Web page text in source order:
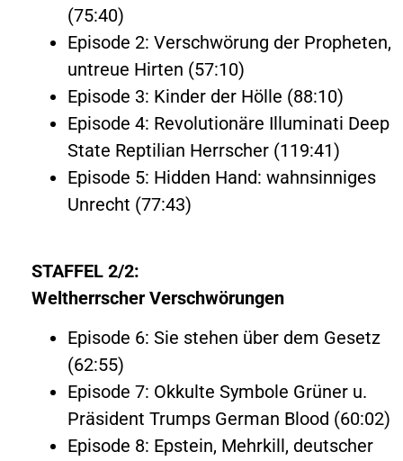
(75:40)
Episode 2: Verschwörung der Propheten,
untreue Hirten (57:10)
Episode 3: Kinder der Hölle (88:10)
Episode 4: Revolutionäre Illuminati Deep
State Reptilian Herrscher (119:41)
Episode 5: Hidden Hand: wahnsinniges
Unrecht (77:43)
STAFFEL 2/2:
Weltherrscher Verschwörungen
Episode 6: Sie stehen über dem Gesetz
(62:55)
Episode 7: Okkulte Symbole Grüner u.
Präsident Trumps German Blood (60:02)
Episode 8: Epstein, Mehrkill, deutscher